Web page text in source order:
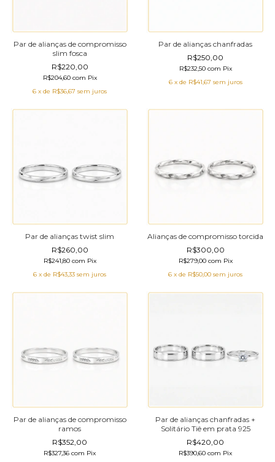
Par de alianças de compromisso
slim fosca
R$220,00
R$204,60 com Pix
6 x de R$36,67 sem juros
Par de alianças chanfradas
R$250,00
R$232,50 com Pix
6 x de R$41,67 sem juros
Par de alianças twist slim
R$260,00
R$241,80 com Pix
6 x de R$43,33 sem juros
Alianças de compromisso torcida
R$300,00
R$279,00 com Pix
6 x de R$50,00 sem juros
Par de alianças de compromisso
ramos
R$352,00
R$327,36 com Pix
Par de alianças chanfradas +
Solitário Tiê em prata 925
R$420,00
R$390,60 com Pix